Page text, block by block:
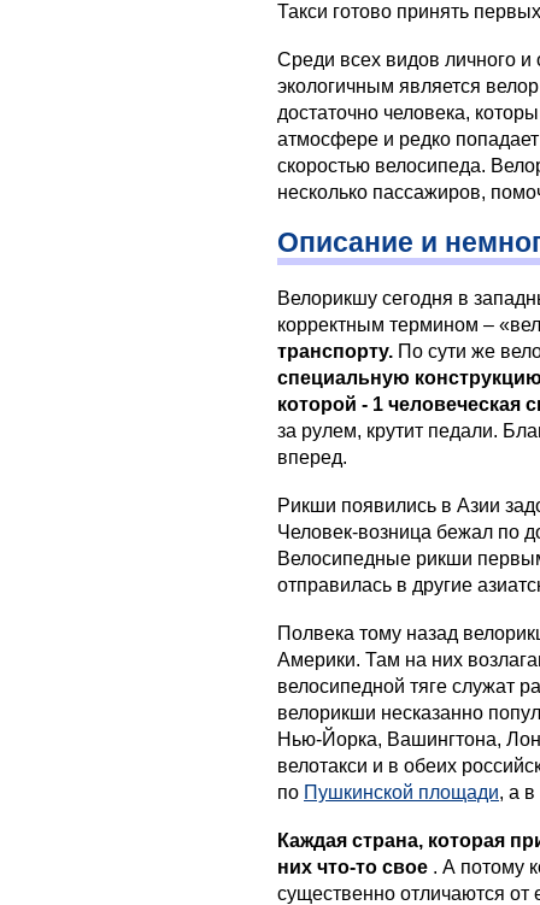
Такси готово принять
Среди всех видов личного и
экологичным является
достаточно человека,
атмосфере и редко
скоростью велосипеда.
несколько пассажиров,
Описание и
Велорикшу сегодня в
корректным термином –
транспорту. По сути же
специальную
которой - 1 человеческая
за рулем, крутит педали.
вперед.
Рикши появились в Азии
Человек-возница бежал по
Велосипедные рикши
отправилась в другие
Полвека тому назад
Америки. Там на них
велосипедной тяге служат
велорикши несказанно
Нью-Йорка, Вашингтона,
велотакси и в обеих
по Пушкинской площади, а
Каждая страна, которая
них что-то свое . А потому
существенно отличаются от